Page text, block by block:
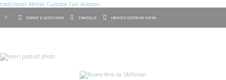
tradizionali Metodi Custodie Cavi Accessori
CORDE E ACCESSORI TRACOLLE IBANEZ GSF50 BK NERA
Vai
alla